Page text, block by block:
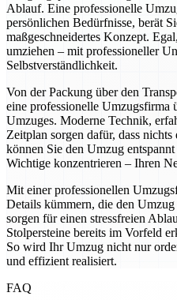
Ablauf. Eine professionelle
persönlichen Bedürfnisse, berät
maßgeschneidertes Konzept.
umziehen – mit professioneller
Selbstverständlichkeit.
Von der Packung über den
eine professionelle Umzugsfirma
Umzuges. Moderne Technik,
Zeitplan sorgen dafür, dass
können Sie den Umzug
Wichtige konzentrieren – Ihren
Mit einer professionellen
Details kümmern, die den
sorgen für einen stressfreien
Stolpersteine bereits im Vorfeld
So wird Ihr Umzug nicht nur
und effizient realisiert.
FAQ